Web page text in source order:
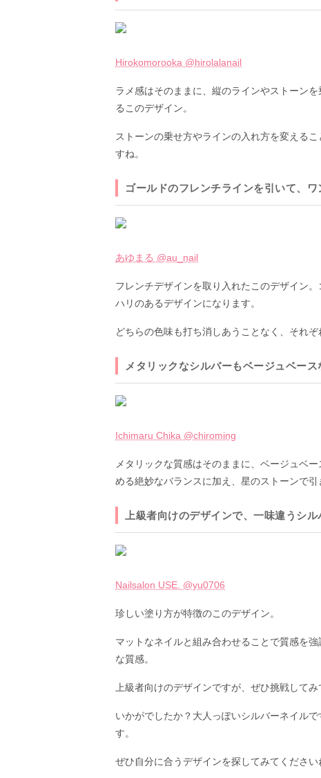
Hirokomorooka @hirolalanail
ラメ感はそのままに、縦のラインやストーン
るこのデザイン。
ストーンの乗せ方やラインの入れ方を変える
すね。
ゴールドのフレンチラインを引いて、
あゆまる @au_nail
フレンチデザインを取り入れたこのデザイン
ハリのあるデザインになります。
どちらの色味も打ち消しあうことなく、それ
メタリックなシルバーもベージュベース
Ichimaru Chika @chiroming
メタリックな質感はそのままに、ベージュベ
める絶妙なバランスに加え、星のストーンで引
上級者向けのデザインで、一味違うシ
Nailsalon USE. @yu0706
珍しい塗り方が特徴のこのデザイン。
マットなネイルと組み合わせることで質感を
な質感。
上級者向けのデザインですが、ぜひ挑戦してみ
いかがでしたか？大人っぽいシルバーネイル
す。
ぜひ自分に合うデザインを探してみてください